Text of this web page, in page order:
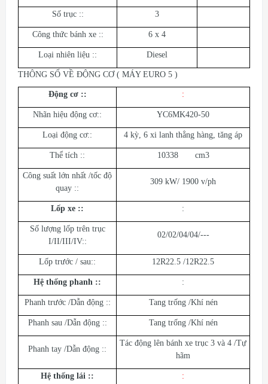
Số trục :: 3
Công thức bánh xe :: 6 x 4
Loại nhiên liệu :: Diesel
THÔNG SỐ VỀ ĐỘNG CƠ ( MÁY EURO 5 )
Động cơ :: :
Nhãn hiệu động cơ:: YC6MK420-50
Loại động cơ:: 4 kỳ, 6 xi lanh thẳng hàng, tăng áp
Thể tích :: 10338 cm3
Công suất lớn nhất /tốc độ
quay ::
309 kW/ 1900 v/ph
Lốp xe :: :
Số lượng lốp trên trục
I/II/III/IV::
02/02/04/04/---
Lốp trước / sau:: 12R22.5 /12R22.5
Hệ thống phanh :: :
Phanh trước /Dẫn động :: Tang trống /Khí nén
Phanh sau /Dẫn động :: Tang trống /Khí nén
Phanh tay /Dẫn động ::
Tác động lên bánh xe trục 3 và 4 /Tự
hãm
Hệ thống lái :: :